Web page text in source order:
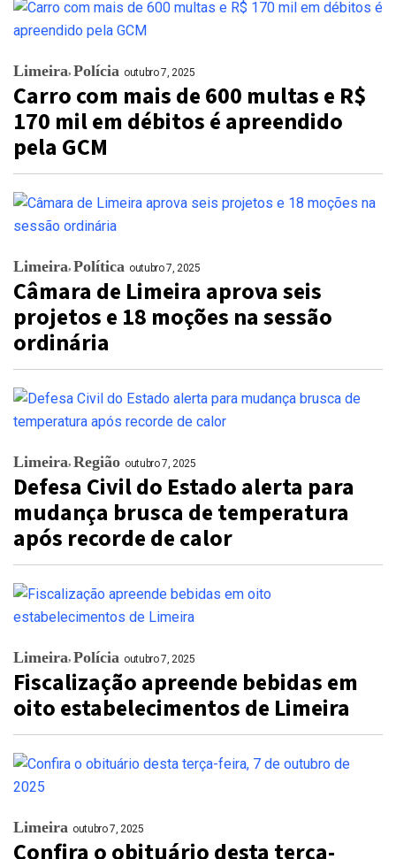
Limeira Polícia outubro 7, 2025
Carro com mais de 600 multas e R$
170 mil em débitos é apreendido
pela GCM
Limeira Política outubro 7, 2025
Câmara de Limeira aprova seis
projetos e 18 moções na sessão
ordinária
Limeira Região outubro 7, 2025
Defesa Civil do Estado alerta para
mudança brusca de temperatura
após recorde de calor
Limeira Polícia outubro 7, 2025
Fiscalização apreende bebidas em
oito estabelecimentos de Limeira
Limeira outubro 7, 2025
Confira o obituário desta terça-